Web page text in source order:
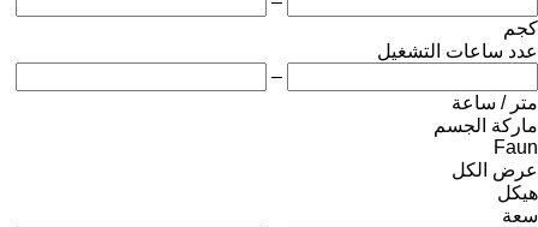
كجم
عدد ساعات التشغيل
–
متر / ساعة
ماركة الجسم
Faun
عرض الكل
هيكل
سعة